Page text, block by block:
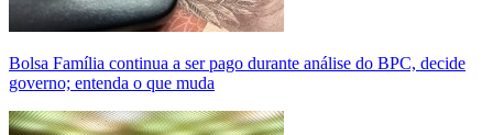
Bolsa Família continua a ser pago durante análise do BPC, decide
governo; entenda o que muda